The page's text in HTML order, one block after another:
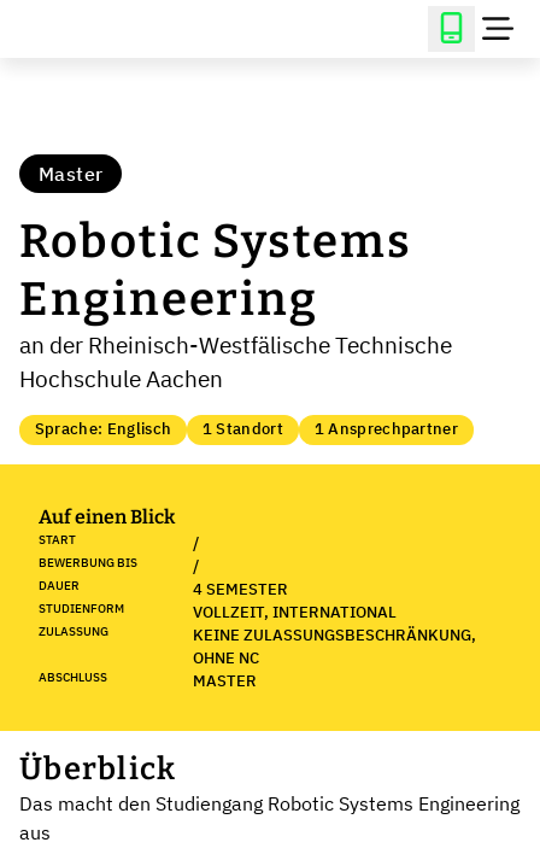
Master
Robotic Systems
Engineering
an der Rheinisch-Westfälische Technische
Hochschule Aachen
Sprache: Englisch 1 Standort 1 Ansprechpartner
Auf einen Blick
START /
BEWERBUNG BIS /
DAUER 4 SEMESTER
STUDIENFORM VOLLZEIT, INTERNATIONAL
ZULASSUNG
KEINE ZULASSUNGSBESCHRÄNKUNG,
OHNE NC
ABSCHLUSS MASTER
Überblick
Das macht den Studiengang Robotic Systems Engineering
aus